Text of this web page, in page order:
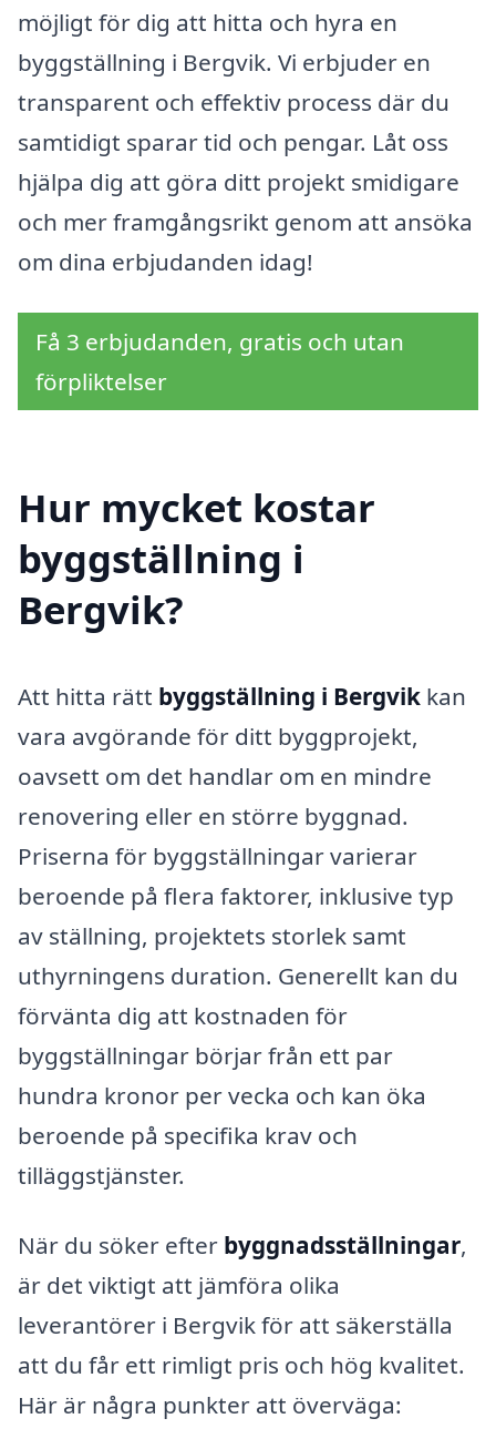
möjligt för dig att hitta och hyra en
byggställning i Bergvik. Vi erbjuder en
transparent och effektiv process där du
samtidigt sparar tid och pengar. Låt oss
hjälpa dig att göra ditt projekt smidigare
och mer framgångsrikt genom att ansöka
om dina erbjudanden idag!
Få 3 erbjudanden, gratis och utan
förpliktelser
Hur mycket kostar
byggställning i
Bergvik?
Att hitta rätt byggställning i Bergvik kan
vara avgörande för ditt byggprojekt,
oavsett om det handlar om en mindre
renovering eller en större byggnad.
Priserna för byggställningar varierar
beroende på flera faktorer, inklusive typ
av ställning, projektets storlek samt
uthyrningens duration. Generellt kan du
förvänta dig att kostnaden för
byggställningar börjar från ett par
hundra kronor per vecka och kan öka
beroende på specifika krav och
tilläggstjänster.
När du söker efter byggnadsställningar,
är det viktigt att jämföra olika
leverantörer i Bergvik för att säkerställa
att du får ett rimligt pris och hög kvalitet.
Här är några punkter att överväga: